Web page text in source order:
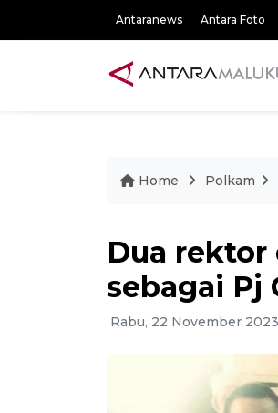
Antaranews Antara Foto
Home Polkam
Dua
sebagai Pj
Rabu, 22 November